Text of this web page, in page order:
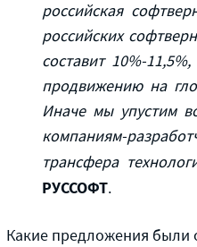
российская
российских
составит 10%-11,5%,
продвижению на
Иначе мы упустим
компаниям-
трансфера
РУССОФТ.
Какие предложения были